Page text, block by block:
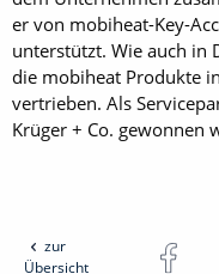
er von mobiheat-Key-
unterstützt. Wie auch in
die mobiheat Produkte
vertrieben. Als
Krüger + Co. gewonnen
zur
Übersicht